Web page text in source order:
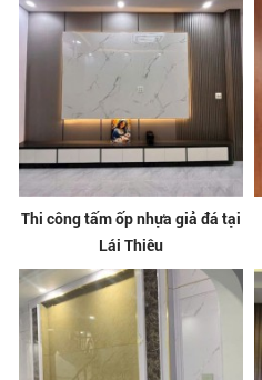
Thi công tấm ốp nhựa giả đá tại
Lái Thiêu